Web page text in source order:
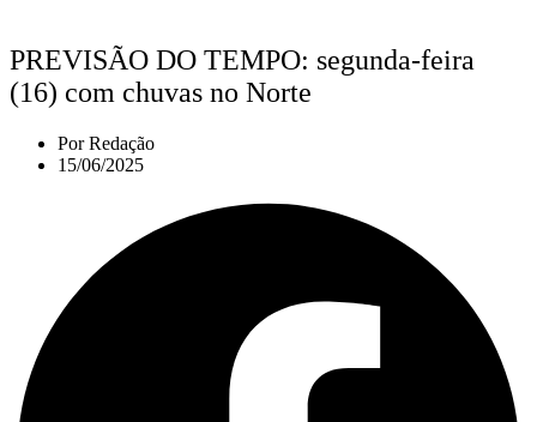
PREVISÃO DO TEMPO: segunda-feira
(16) com chuvas no Norte
PorRedação
15/06/2025